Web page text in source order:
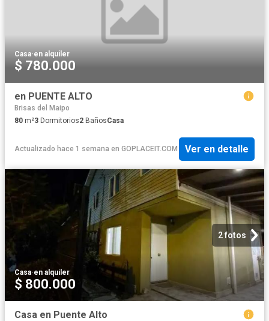
Casa·en alquiler
$ 780.000
en PUENTE ALTO
Brisas del Maipo
80 m²3 Dormitorios2 BañosCasa
Actualizado hace 1 semana en GOPLACEIT.COM Ver en detalle
2 fotos
Casa·en alquiler
$ 800.000
Casa en Puente Alto